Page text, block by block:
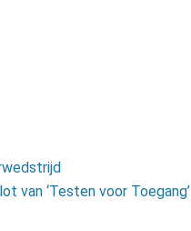
van ‘Testen voor Toegang’